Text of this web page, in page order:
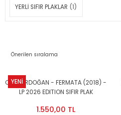
YERLİ SIFIR PLAKLAR (1)
YENİ
CENK ERDOĞAN - FERMATA (2018) -
LP 2026 EDITION SIFIR PLAK
1.550,00 TL